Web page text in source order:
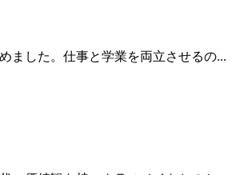
ました。仕事と学業を両立させるの...